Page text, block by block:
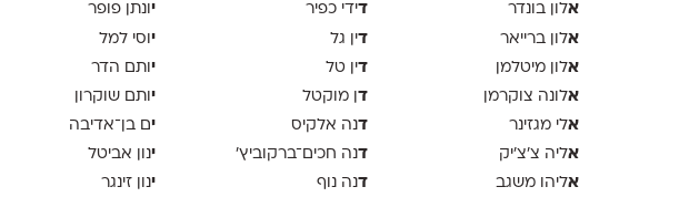
אלון בונדר
אלון ברייאר
אלון מיטלמן
אלונה צוקרמן
אלי מגזינר
אליה צ׳צ׳יק
אליהו משגב
דידי כפיר
דין גל
דין טל
ד ן מוקטל
דנה אלקיס
דנה חכים־ברקוביץ׳
דנה נוף
יונתן פופר
יוסי למל
יותם הדר
יותם שוקרון
ים בן־אדיבה
ינון אביטל
ינון זינגר